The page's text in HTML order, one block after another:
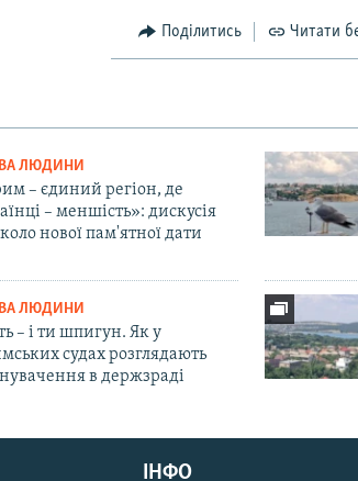
Поділитись Читати
ЛЮДИНИ
– єдиний регіон, де
– меншість»: дискусія
нової пам'ятної дати
ЛЮДИНИ
– і ти шпигун. Як у
судах розглядають
в держзраді
ІНФО